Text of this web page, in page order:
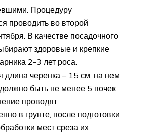
Процедуру
проводить во второй
В качестве посадочного
здоровые и крепкие
2-3 лет роса.
длина черенка – 15 см, на нем
быть не менее 5 почек
проводят
в грунте, после подготовки
мест среза их